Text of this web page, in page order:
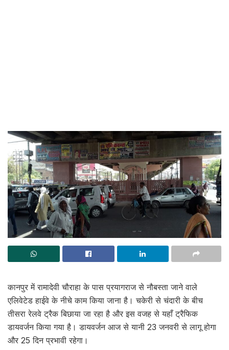
कानपुर में रामादेवी चौराहा के पास प्रयागराज से नौबस्ता जाने वाले
एलिवेटेड हाईवे के नीचे काम किया जाना है। चकेरी से चंदारी के बीच
तीसरा रेलवे ट्रैक बिछाया जा रहा है और इस वजह से यहाँ ट्रैफिक
डायवर्जन किया गया है। डायवर्जन आज से यानी 23 जनवरी से लागू होगा
और 25 दिन प्रभावी रहेगा।